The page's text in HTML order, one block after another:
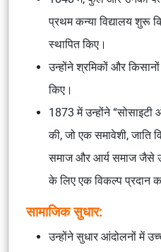
प्रथम कन्या विद्यालय
स्थापित किए।
उन्होंने श्रमिकों और
किए।
1873 में उन्होंने
की, जो एक समावेशी, जाति
समाज और आर्य समाज जैसे
के लिए एक विकल्प प्रदान
सामाजिक सुधार:
उन्होंने सुधार आंदोलनों में